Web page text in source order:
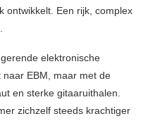
ontwikkelt. Een rijk, complex
elektronische
naar EBM, maar met de
en sterke gitaaruithalen.
zichzelf steeds krachtiger